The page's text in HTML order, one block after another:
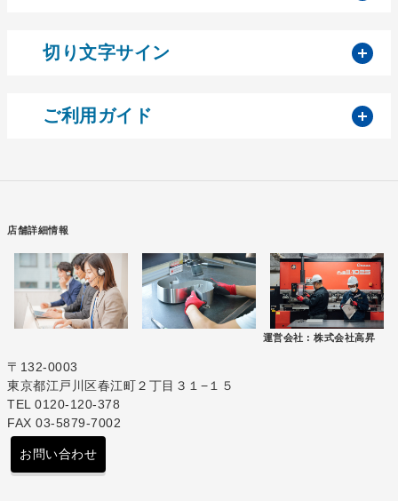
切り文字サイン
ご利用ガイド
店舗詳細情報
運営会社 : 株式会社高昇
〒132-0003
東京都江戸川区春江町２丁目３１−１５
TEL 0120-120-378
FAX 03-5879-7002
お問い合わせ